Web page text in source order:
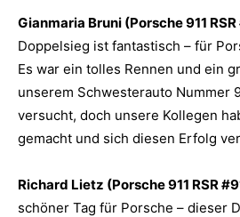
Gianmaria Bruni (Porsche 911
Doppelsieg ist fantastisch – für
Es war ein tolles Rennen und ein
unserem Schwesterauto Nummer
versucht, doch unsere Kollegen
gemacht und sich diesen Erfolg
Richard Lietz (Porsche 911 RSR
schöner Tag für Porsche – dieser